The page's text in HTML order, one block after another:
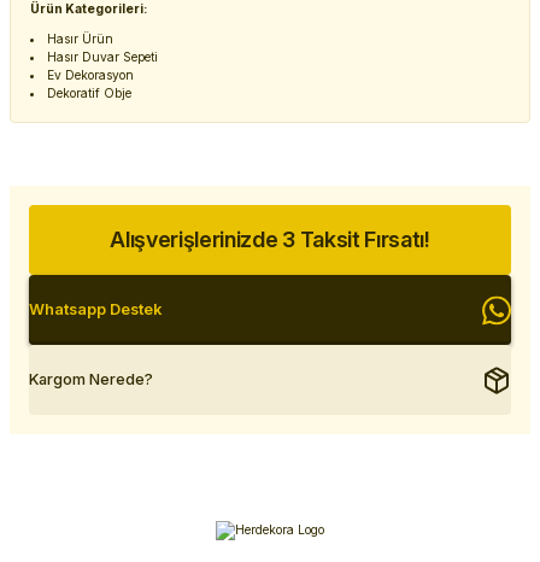
Ürün Kategorileri:
Hasır Ürün
Hasır Duvar Sepeti
Ev Dekorasyon
Dekoratif Obje
Alışverişlerinizde 3 Taksit Fırsatı!
Whatsapp Destek
Kargom Nerede?